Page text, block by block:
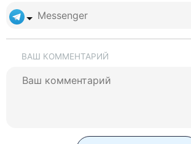
ВАШ КОММЕНТАРИЙ